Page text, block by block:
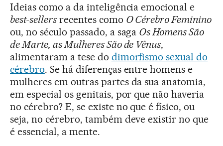
Ideias como a da inteligência emocional e
best-sellersrecentes como O Cérebro Feminino
ou, no século passado, a saga Os Homens São
de Marte, as Mulheres São de Vênus,
alimentaram a tese do dimorfismo sexual do
cérebro. Se há diferenças entre homens e
mulheres em outras partes da sua anatomia,
em especial os genitais, por que não haveria
no cérebro? E, se existe no que é físico, ou
seja, no cérebro, também deve existir no que
é essencial, a mente.